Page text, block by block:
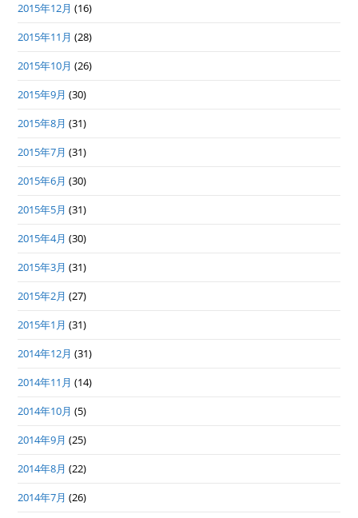
2015年12月 (16)
2015年11月 (28)
2015年10月 (26)
2015年9月 (30)
2015年8月 (31)
2015年7月 (31)
2015年6月 (30)
2015年5月 (31)
2015年4月 (30)
2015年3月 (31)
2015年2月 (27)
2015年1月 (31)
2014年12月 (31)
2014年11月 (14)
2014年10月 (5)
2014年9月 (25)
2014年8月 (22)
2014年7月 (26)